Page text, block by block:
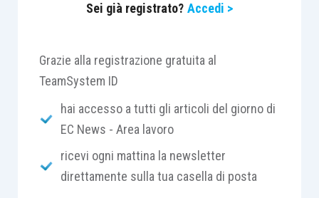
Sei già registrato? Accedi >
Grazie alla registrazione gratuita al
TeamSystem ID
hai accesso a tutti gli articoli del giorno di
EC News - Area lavoro
ricevi ogni mattina la newsletter
direttamente sulla tua casella di posta